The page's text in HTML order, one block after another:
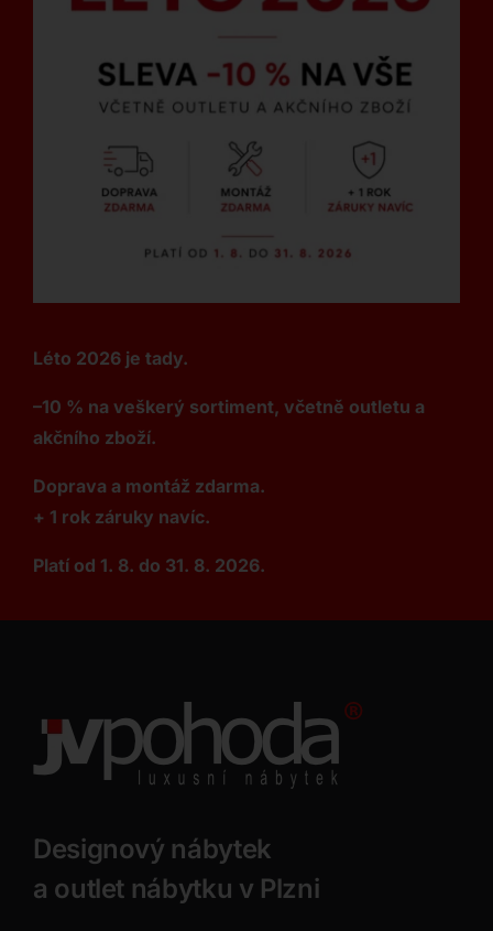
Léto 2026 je tady.
–10 % na veškerý sortiment, včetně outletu a
akčního zboží.
Doprava a montáž zdarma.
+ 1 rok záruky navíc.
Platí od 1. 8. do 31. 8. 2026.
Designový nábytek
a outlet nábytku v Plzni